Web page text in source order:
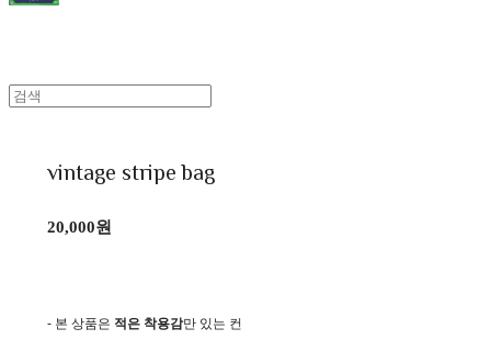
vintage stripe bag
20,000원
- 본 상품은 적은 착용감만 있는 컨